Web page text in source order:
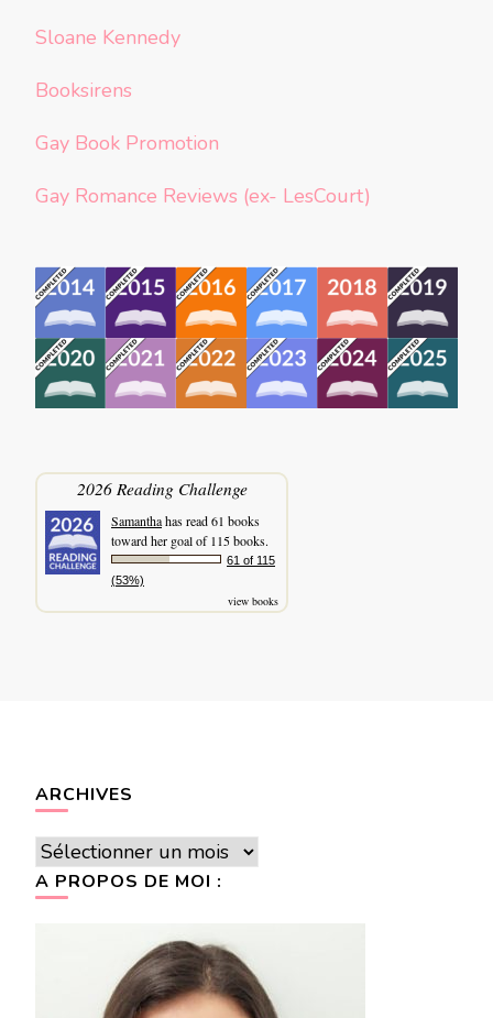
Sloane Kennedy
Booksirens
Gay Book Promotion
Gay Romance Reviews (ex- LesCourt)
2026 Reading Challenge
Samanthahas read 61 books
toward her goal of 115 books.
61 of 115
(53%)
view books
ARCHIVES
Archives
A PROPOS DE MOI :